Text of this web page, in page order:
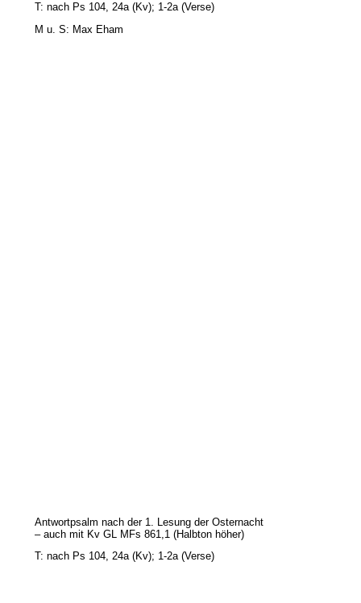
T: nach Ps 104, 24a (Kv); 1-2a (Verse)
M u. S: Max Eham
Antwortpsalm nach der 1. Lesung der Osternacht
– auch mit Kv GL MFs 861,1 (Halbton höher)
T: nach Ps 104, 24a (Kv); 1-2a (Verse)